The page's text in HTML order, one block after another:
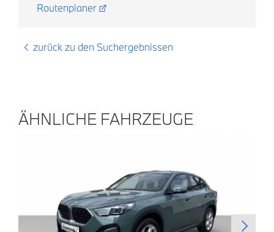
Routenplaner
zurück zu den Suchergebnissen
ÄHNLICHE FAHRZEUGE